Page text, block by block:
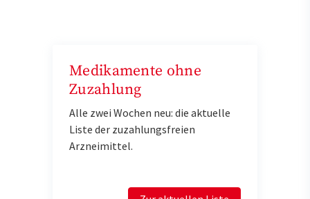
Medikamente ohne
Zuzahlung
Alle zwei Wochen neu: die aktuelle
Liste der zuzahlungsfreien
Arzneimittel.